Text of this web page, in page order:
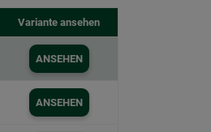
Variante ansehen
ANSEHEN
ANSEHEN